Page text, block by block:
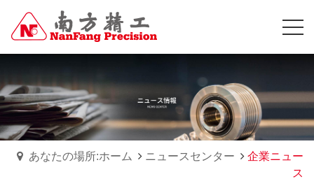
あなたの場所:ホーム ニュースセンター
企業ニュー
ス